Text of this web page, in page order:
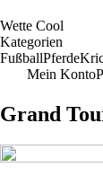
Wette Cool
Kategorien
FußballPferde
Mein Konto
Grand